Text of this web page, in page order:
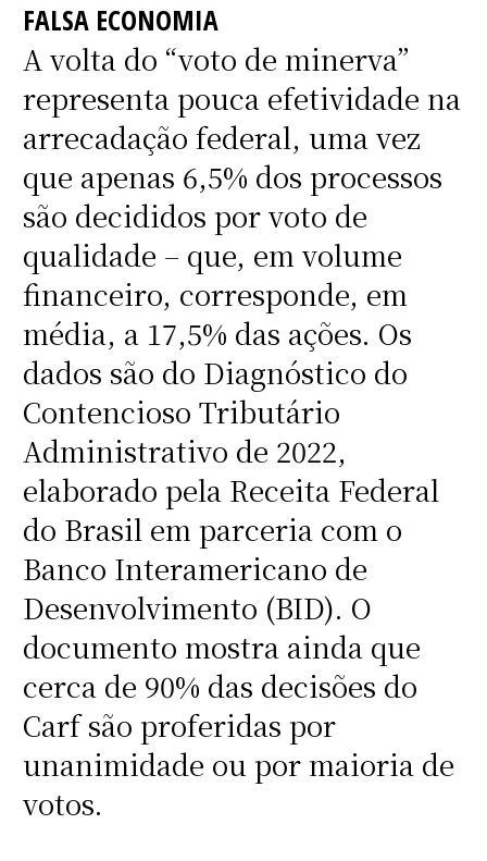
FALSA ECONOMIA
A volta do “voto de minerva”
representa pouca efetividade na
arrecadação federal, uma vez
que apenas 6,5% dos processos
são decididos por voto de
qualidade – que, em volume
financeiro, corresponde, em
média, a 17,5% das ações. Os
dados são do Diagnóstico do
Contencioso Tributário
Administrativo de 2022,
elaborado pela Receita Federal
do Brasil em parceria com o
Banco Interamericano de
Desenvolvimento (BID). O
documento mostra ainda que
cerca de 90% das decisões do
Carf são proferidas por
unanimidade ou por maioria de
votos.